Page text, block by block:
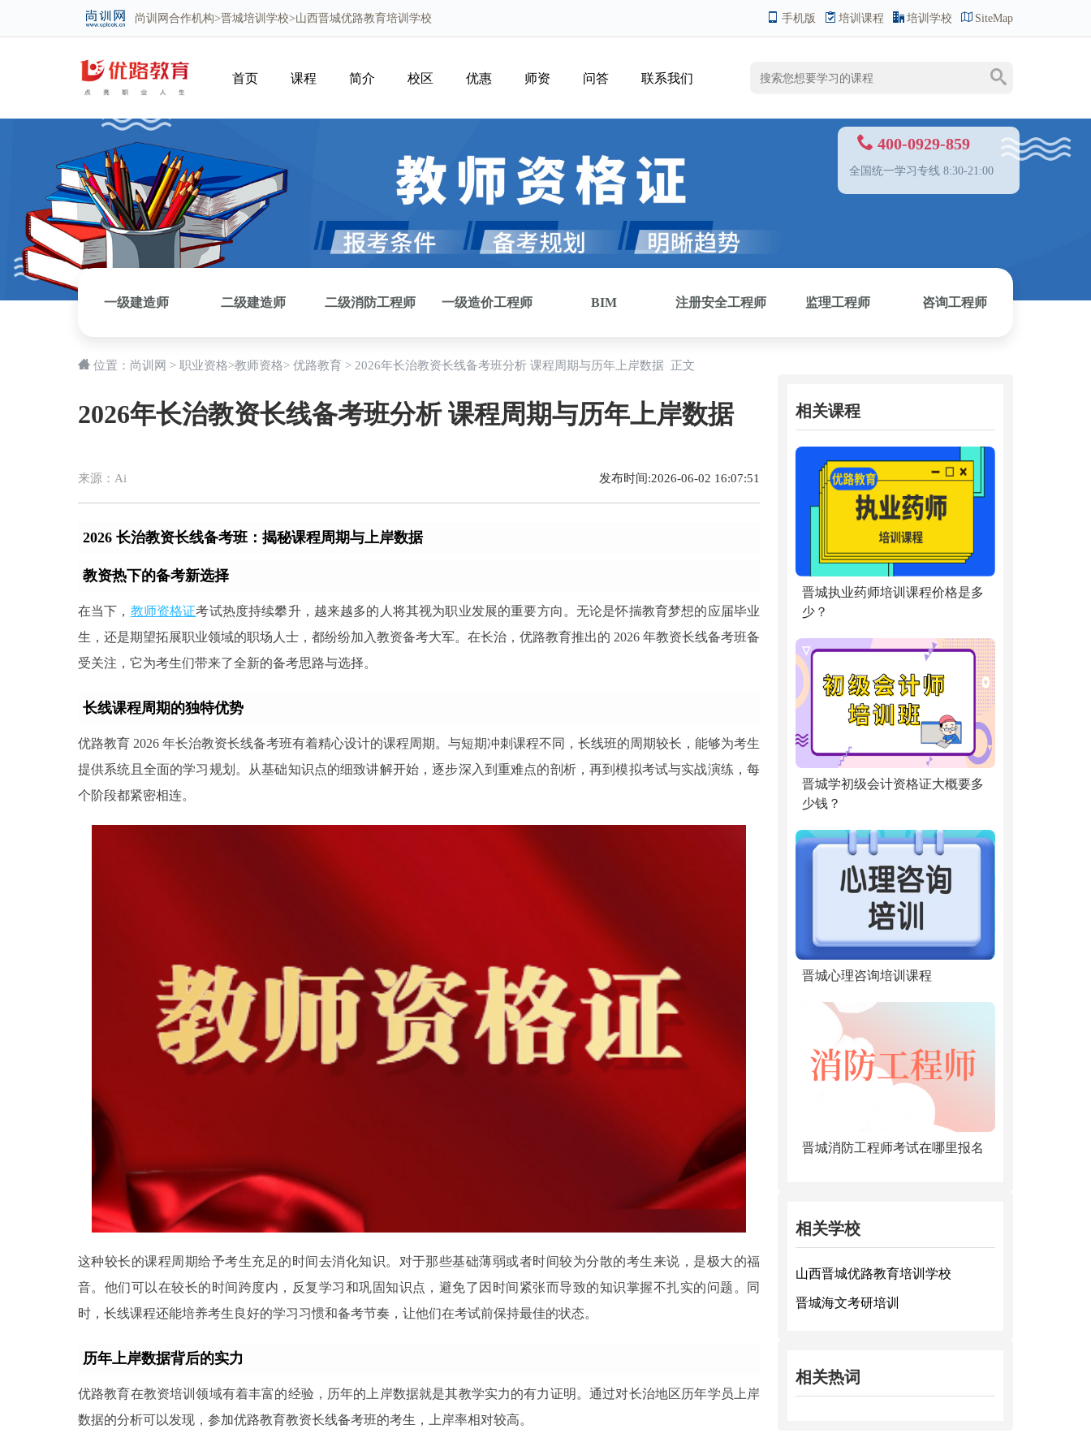
手机版 培训课程 培训学校 SiteMap
尚训网 合作机构>晋城培训学校>山西晋城优路教育培训学校
首页 课程 简介 校区 优惠 师资 问答 联系我们
400-0929-859
全国统一学习专线 8:30-21:00
一级建造师 二级建造师 二级消防工程师 一级造价工程师 BIM 注册安全工程师 监理工程师 咨询工程师
位置： 尚训网 > 职业资格>教师资格> 优路教育 > 2026年长治教资长线备考班分析 课程周期与历年上岸数据 正文
2026年长治教资长线备考班分析 课程周期与历年上岸数据
发布时间:2026-06-02 16:07:51
来源： Ai
2026 长治教资长线备考班：揭秘课程周期与上岸数据
教资热下的备考新选择
在当下， 教师资格证考试热度持续攀升，越来越多的人将其视为职业发展的重要方向。无论是怀揣教育梦想的应届毕业
生，还是期望拓展职业领域的职场人士，都纷纷加入教资备考大军。在长治，优路教育推出的 2026 年教资长线备考班备
受关注，它为考生们带来了全新的备考思路与选择。
长线课程周期的独特优势
优路教育 2026 年长治教资长线备考班有着精心设计的课程周期。与短期冲刺课程不同，长线班的周期较长，能够为考生
提供系统且全面的学习规划。从基础知识点的细致讲解开始，逐步深入到重难点的剖析，再到模拟考试与实战演练，每
个阶段都紧密相连。
这种较长的课程周期给予考生充足的时间去消化知识。对于那些基础薄弱或者时间较为分散的考生来说，是极大的福
音。他们可以在较长的时间跨度内，反复学习和巩固知识点，避免了因时间紧张而导致的知识掌握不扎实的问题。同
时，长线课程还能培养考生良好的学习习惯和备考节奏，让他们在考试前保持最佳的状态。
历年上岸数据背后的实力
优路教育在教资培训领域有着丰富的经验，历年的上岸数据就是其教学实力的有力证明。通过对长治地区历年学员上岸
数据的分析可以发现，参加优路教育教资长线备考班的考生，上岸率相对较高。
相关课程
晋城执业药师培训课程价格是多
少？
晋城学初级会计资格证大概要多
少钱？
晋城心理咨询培训课程
晋城消防工程师考试在哪里报名
相关学校
山西晋城优路教育培训学校
晋城海文考研培训
相关热词